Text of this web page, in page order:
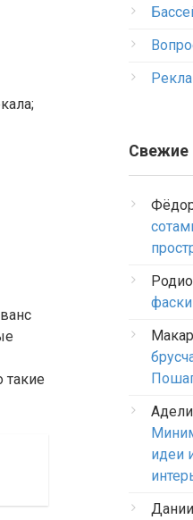
Свежие
Макар
идеи